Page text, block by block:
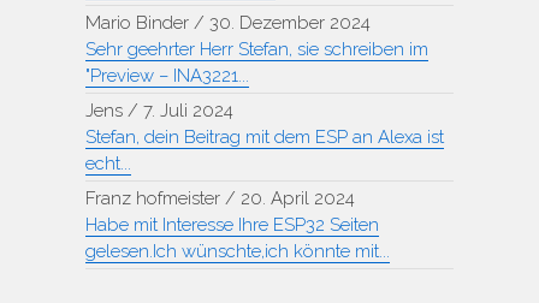
Mario Binder / 30. Dezember 2024
Sehr geehrter Herr Stefan, sie schreiben im
"Preview – INA3221...
Jens / 7. Juli 2024
Stefan, dein Beitrag mit dem ESP an Alexa ist
echt...
Franz hofmeister / 20. April 2024
Habe mit Interesse Ihre ESP32 Seiten
gelesen.Ich wünschte,ich könnte mit...